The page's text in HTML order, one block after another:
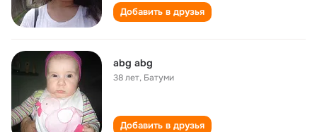
Добавить в друзья
abg abg
38 лет, Батуми
Добавить в друзья